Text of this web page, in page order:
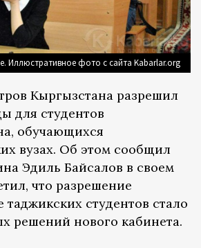
Иллюстративное фото с сайта Kabarlar.org
Кыргызстана разрешил
для студентов
обучающихся
вузах. Об этом сообщил
Эдиль Байсалов в своем
что разрешение
студентов стало
решений нового кабинета.